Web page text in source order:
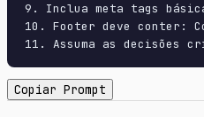
9. Inclua meta tags
10. Footer deve conter:
11. Assuma as decisões
Copiar Prompt